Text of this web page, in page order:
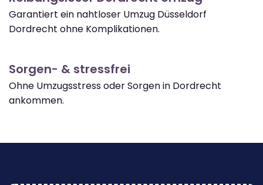
Garantiert ein nahtloser Umzug Düsseldorf
Dordrecht ohne Komplikationen.
Sorgen- & stressfrei
Ohne Umzugsstress oder Sorgen in Dordrecht
ankommen.